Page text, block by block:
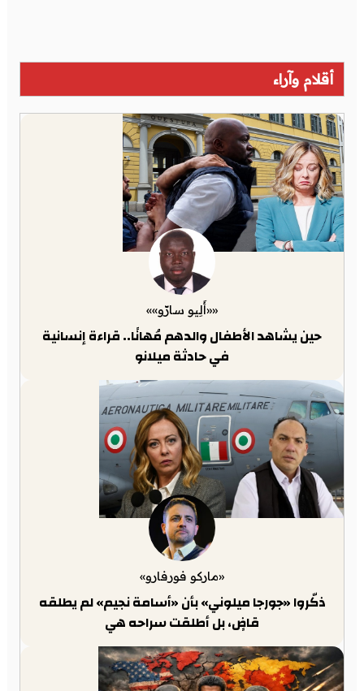
أقلام وآراء
««أَلِيو سارّو»»
حين يشاهد الأطفال والدهم مُهانًا.. قراءة إنسانية
في حادثة ميلانو
«ماركو فورفارو»
ذكّروا «جورجا ميلوني» بأن «أسامة نجيم» لم يطلقه
قاضٍ، بل أطلقت سراحه هي